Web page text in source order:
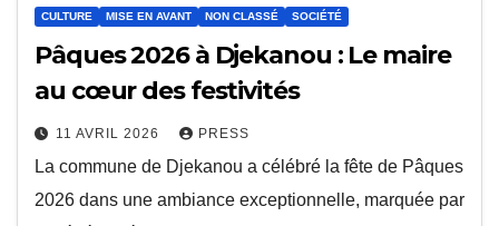
CULTURE MISE EN AVANT NON CLASSÉ SOCIÉTÉ
Pâques 2026 à Djekanou : Le maire
au cœur des festivités
11 AVRIL 2026 PRESS
La commune de Djekanou a célébré la fête de Pâques
2026 dans une ambiance exceptionnelle, marquée par